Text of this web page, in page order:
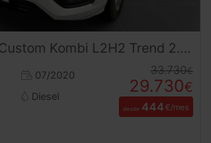
Kombi L2H2 Trend 2.0 | 9 Plazas | Desde 444€/mes
07/2020
Diesel
33.730€
29.730€
desde 444€/mes